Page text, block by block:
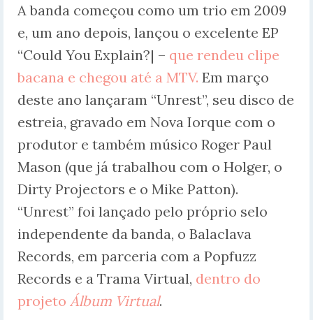
A banda começou como um trio em 2009
e, um ano depois, lançou o excelente EP
“Could You Explain?| – que rendeu clipe
bacana e chegou até a MTV. Em março
deste ano lançaram “Unrest”, seu disco de
estreia, gravado em Nova Iorque com o
produtor e também músico Roger Paul
Mason (que já trabalhou com o Holger, o
Dirty Projectors e o Mike Patton).
“Unrest” foi lançado pelo próprio selo
independente da banda, o Balaclava
Records, em parceria com a Popfuzz
Records e a Trama Virtual, dentro do
projeto Álbum Virtual.